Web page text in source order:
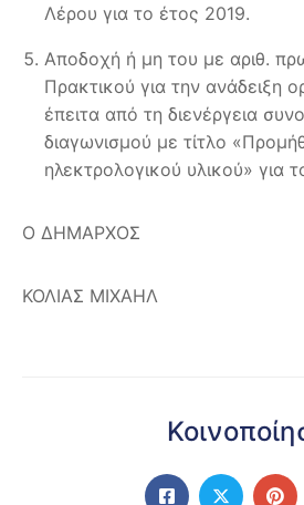
Λέρου για το έτος 2019.
Αποδοχή ή μη του με αριθ.
Πρακτικού για την ανάδειξη
έπειτα από τη διενέργεια
διαγωνισμού με τίτλο
ηλεκτρολογικού υλικού» για
Ο ΔΗΜΑΡΧΟΣ
ΚΟΛΙΑΣ ΜΙΧΑΗΛ